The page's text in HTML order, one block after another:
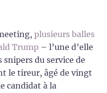
plusieurs balles
Trump – l’une d’elle
du service de
le tireur, âgé de vingt
candidat à la